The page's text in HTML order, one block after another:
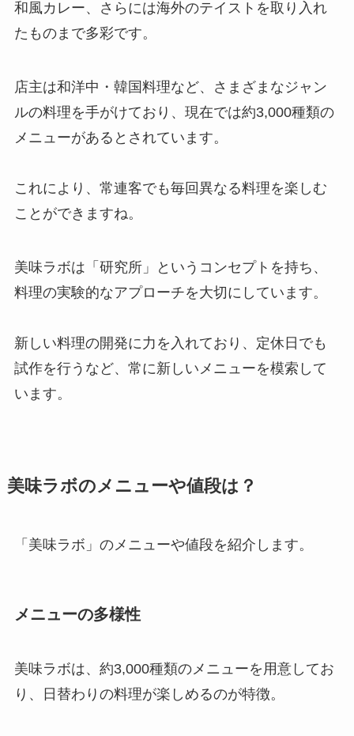
和風カレー、さらには海外のテイストを取り入れ
たものまで多彩です。
店主は和洋中・韓国料理など、さまざまなジャン
ルの料理を手がけており、現在では約3,000種類の
メニューがあるとされています。
これにより、常連客でも毎回異なる料理を楽しむ
ことができますね。
美味ラボは「研究所」というコンセプトを持ち、
料理の実験的なアプローチを大切にしています。
新しい料理の開発に力を入れており、定休日でも
試作を行うなど、常に新しいメニューを模索して
います。
美味ラボのメニューや値段は？
「美味ラボ」のメニューや値段を紹介します。
メニューの多様性
美味ラボは、約3,000種類のメニューを用意してお
り、日替わりの料理が楽しめるのが特徴。